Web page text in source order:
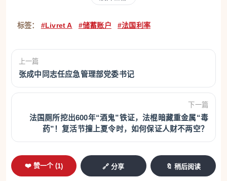
式作为基础，但最后仍带有一定政策判断色彩。
出的判断并不完全一致。较早的分析偏谨慎，例如
Boursorama
多可能只会从
1.6%
上调通胀预测之后，
为，按其所谓的“Insee 情景”，Livret A 和LDDS有
8月1日回升至 1.7%；更激进一点的市场判
前仍属于情景推演，而不是官方结论。
标签： #Livret A #储蓄账户 #法国利率
上一篇
张成中同志任应急管理部党委书记
下一篇
法国厕所挖出600年“酒鬼”铁证，法棍暗藏重金属“毒
药”！复活节撞上夏令时，如何保证人财不两空？
❤️ 赞一个 (1) 🔗 分享 🔖 稍后阅读